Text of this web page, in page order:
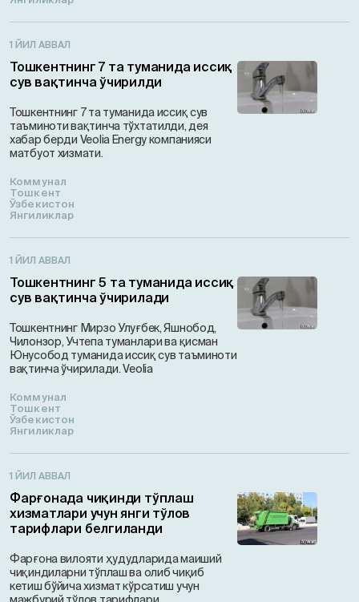
1 ЙИЛ АВВАЛ
Тошкентнинг 7 та туманида иссиқ
сув вақтинча ўчирилди
Тошкентнинг 7 та туманида иссиқ сув
таъминоти вақтинча тўхтатилди, дея
хабар берди Veolia Energy компанияси
матбуот хизмати.
Коммунал
Тошкент
Ўзбекистон
Янгиликлар
1 ЙИЛ АВВАЛ
Тошкентнинг 5 та туманида иссиқ
сув вақтинча ўчирилади
Тошкентнинг Мирзо Улуғбек, Яшнобод,
Чилонзор, Учтепа туманлари ва қисман
Юнусобод туманида иссиқ сув таъминоти
вақтинча ўчирилади. Veolia
Коммунал
Тошкент
Ўзбекистон
Янгиликлар
1 ЙИЛ АВВАЛ
Фарғонада чиқинди тўплаш
хизматлари учун янги тўлов
тарифлари белгиланди
Фарғона вилояти ҳудудларида маиший
чиқиндиларни тўплаш ва олиб чиқиб
кетиш бўйича хизмат кўрсатиш учун